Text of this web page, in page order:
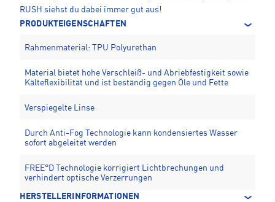
RUSH siehst du dabei immer gut aus!
PRODUKTEIGENSCHAFTEN
Rahmenmaterial: TPU Polyurethan
Material bietet hohe Verschleiß- und Abriebfestigkeit sowie
Kälteflexibilität und ist beständig gegen Öle und Fette
Verspiegelte Linse
Durch Anti-Fog Technologie kann kondensiertes Wasser
sofort abgeleitet werden
FREE°D Technologie korrigiert Lichtbrechungen und
verhindert optische Verzerrungen
HERSTELLERINFORMATIONEN